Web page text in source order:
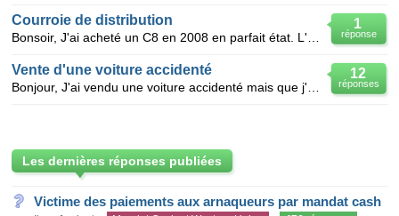
1
réponse
Courroie de distribution
12
réponses
Vente d'une voiture accidenté
Les dernières réponses publiées
Victime des paiements aux arnaqueurs par mandat cash